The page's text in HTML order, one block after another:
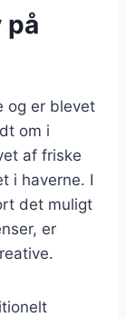
på
og er blevet
om i
af friske
i haverne. I
det muligt
er